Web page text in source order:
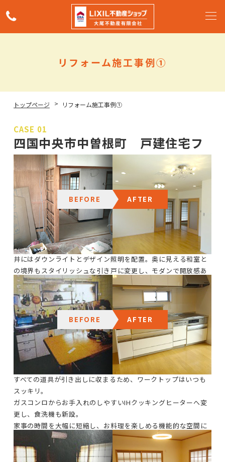
8
8
2
リフォーム施工事例①
トップページ リフォーム施工事例①
CASE 01
四国中央市中曽根町 戸建住宅フ
ルリフォーム
リビング
BEFORE AFTER
狭かったダイニングキッチンを広くするために壁を取壊し間取
り自体を大幅に変更し、スッキリとした空間が生まれました。
木目が美しいフローリングと真っ白な壁紙で統一感を出し、天
井にはダウンライトとデザイン照明を配置。奥に見える和室と
の境界もスタイリッシュな引き戸に変更し、モダンで開放感あ
ふれるLDKへと変貌を遂げました。
キッチン
BEFORE AFTER
調理道具や調味料が作業台に溢れ、収納不足からせっかくの
広々としたキッチンが十分に活用しきれない状態でしたが最新
のスライド収納に一新！
すべての道具が引き出しに収まるため、ワークトップはいつも
スッキリ。
ガスコンロからお手入れのしやすいIHクッキングヒーターへ変
更し、食洗機も新設。
家事の時間を大幅に短縮し、お料理を楽しめる機能的な空間に
生まれ変わりました。